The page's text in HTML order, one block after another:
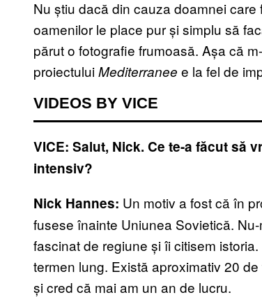
Nu știu dacă din cauza doamnei
oamenilor le place pur și simplu să
părut o fotografie frumoasă. Așa că
proiectuluiMediterranee e la fel de
VIDEOS BY VICE
VICE: Salut, Nick. Ce te-a făcut să
intensiv?
Nick Hannes: Un motiv a fost că în
fusese înainte Uniunea Sovietică.
fascinat de regiune și îi citisem
termen lung. Există aproximativ 20
și cred că mai am un an de lucru.